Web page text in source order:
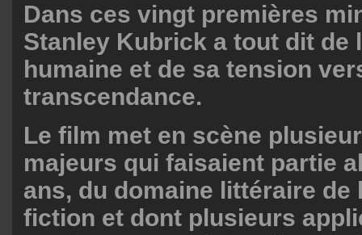
Dans ces vingt premières
Stanley Kubrick a tout dit de
humaine et de sa tension
transcendance.
Le film met en scène
majeurs qui faisaient partie
ans, du domaine littéraire de
fiction et dont plusieurs